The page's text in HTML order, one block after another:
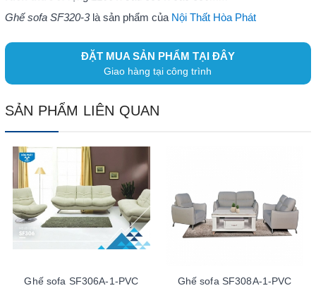
Ghế sofa SF320-3 là sản phẩm của Nội Thất Hòa Phát
ĐẶT MUA SẢN PHẨM TẠI ĐÂY
Giao hàng tại công trình
SẢN PHẨM LIÊN QUAN
Ghế sofa SF306A-1-PVC Ghế sofa SF308A-1-PVC